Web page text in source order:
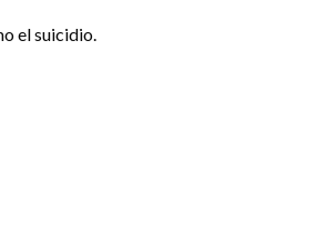
el suicidio.